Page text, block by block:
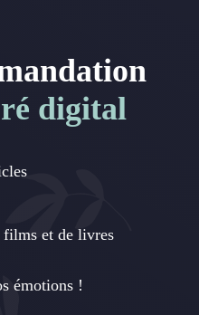
digital
films et de livres
émotions !